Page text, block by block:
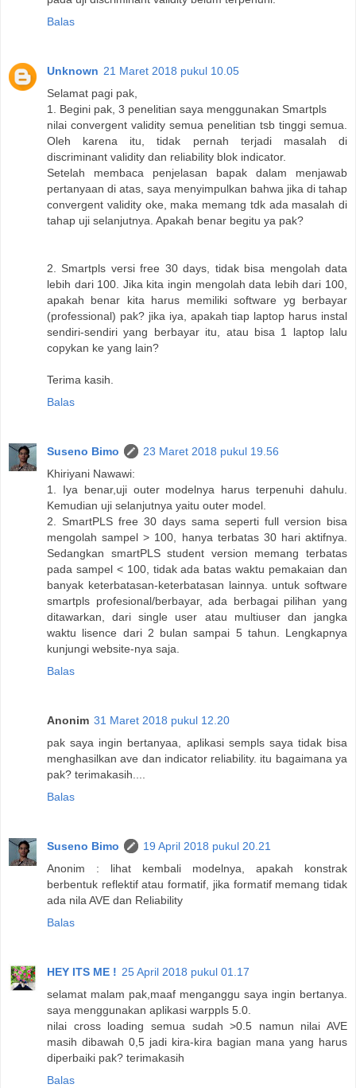
Balas
Unknown 21 Maret 2018 pukul 10.05
Selamat pagi pak,
1. Begini pak, 3 penelitian saya menggunakan Smartpls
nilai convergent validity semua penelitian tsb tinggi semua.
Oleh karena itu, tidak pernah terjadi masalah di
discriminant validity dan reliability blok indicator.
Setelah membaca penjelasan bapak dalam menjawab
pertanyaan di atas, saya menyimpulkan bahwa jika di tahap
convergent validity oke, maka memang tdk ada masalah di
tahap uji selanjutnya. Apakah benar begitu ya pak?
2. Smartpls versi free 30 days, tidak bisa mengolah data
lebih dari 100. Jika kita ingin mengolah data lebih dari 100,
apakah benar kita harus memiliki software yg berbayar
(professional) pak? jika iya, apakah tiap laptop harus instal
sendiri-sendiri yang berbayar itu, atau bisa 1 laptop lalu
copykan ke yang lain?
Terima kasih.
Balas
Suseno Bimo
23 Maret 2018 pukul 19.56
Khiriyani Nawawi:
1. Iya benar,uji outer modelnya harus terpenuhi dahulu.
Kemudian uji selanjutnya yaitu outer model.
2. SmartPLS free 30 days sama seperti full version bisa
mengolah sampel > 100, hanya terbatas 30 hari aktifnya.
Sedangkan smartPLS student version memang terbatas
pada sampel < 100, tidak ada batas waktu pemakaian dan
banyak keterbatasan-keterbatasan lainnya. untuk software
smartpls profesional/berbayar, ada berbagai pilihan yang
ditawarkan, dari single user atau multiuser dan jangka
waktu lisence dari 2 bulan sampai 5 tahun. Lengkapnya
kunjungi website-nya saja.
Balas
Anonim 31 Maret 2018 pukul 12.20
pak saya ingin bertanyaa, aplikasi sempls saya tidak bisa
menghasilkan ave dan indicator reliability. itu bagaimana ya
pak? terimakasih....
Balas
Suseno Bimo
19 April 2018 pukul 20.21
Anonim : lihat kembali modelnya, apakah konstrak
berbentuk reflektif atau formatif, jika formatif memang tidak
ada nila AVE dan Reliability
Balas
HEY ITS ME ! 25 April 2018 pukul 01.17
selamat malam pak,maaf menganggu saya ingin bertanya.
saya menggunakan aplikasi warppls 5.0.
nilai cross loading semua sudah >0.5 namun nilai AVE
masih dibawah 0,5 jadi kira-kira bagian mana yang harus
diperbaiki pak? terimakasih
Balas